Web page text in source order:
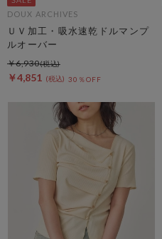
DOUX ARCHIVES
ＵＶ加工・吸水速乾ドルマンプ
ルオーバー
￥4,851 30％OFF
￥6,930